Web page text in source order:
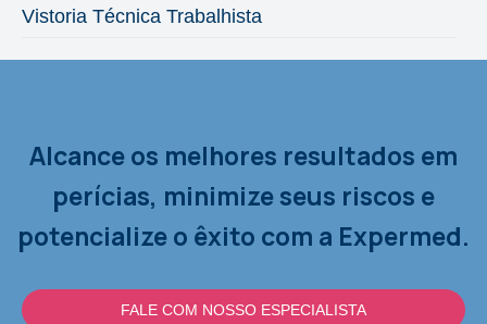
Vistoria Técnica Trabalhista
Alcance os melhores resultados em
perícias, minimize seus riscos e
potencialize o êxito com a Expermed.
FALE COM NOSSO ESPECIALISTA